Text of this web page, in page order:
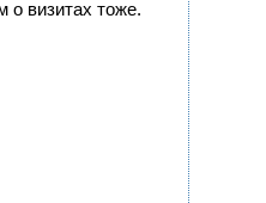
о визитах тоже.